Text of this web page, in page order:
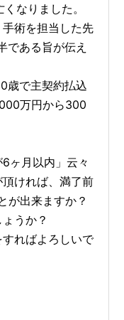
なりました。
術を担当した先
である旨が伝え
歳で主契約払込
万円から300
ヶ月以内」云々
ければ、満了前
が出来ますか？
うか？
ればよろしいで